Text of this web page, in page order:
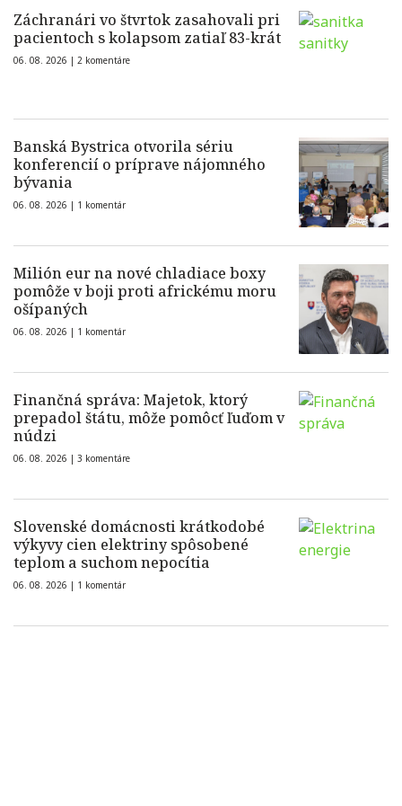
Záchranári vo štvrtok zasahovali pri
pacientoch s kolapsom zatiaľ 83-krát
06. 08. 2026 | 2 komentáre
Banská Bystrica otvorila sériu
konferencií o príprave nájomného
bývania
06. 08. 2026 | 1 komentár
Milión eur na nové chladiace boxy
pomôže v boji proti africkému moru
ošípaných
06. 08. 2026 | 1 komentár
Finančná správa: Majetok, ktorý
prepadol štátu, môže pomôcť ľuďom v
núdzi
06. 08. 2026 | 3 komentáre
Slovenské domácnosti krátkodobé
výkyvy cien elektriny spôsobené
teplom a suchom nepocítia
06. 08. 2026 | 1 komentár